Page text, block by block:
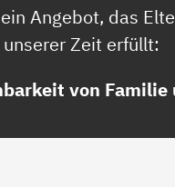
Angebot, das
unserer Zeit erfüllt:
von Familie